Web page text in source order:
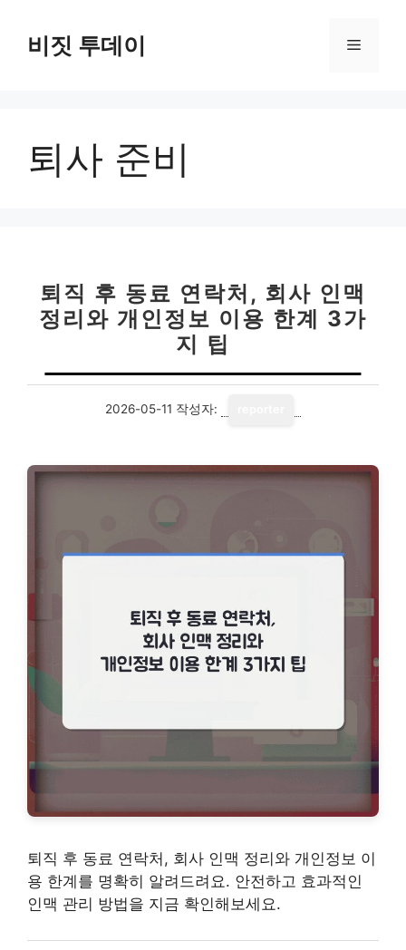
비짓 투데이 메
퇴사 준비
퇴직 후 동료 연락처, 회사 인맥
정리와 개인정보 이용 한계 3가
지 팁
2026-05-11 작성자:
퇴직 후 동료 연락처, 회사 인맥 정리와 개인정보 이
용 한계를 명확히 알려드려요. 안전하고 효과적인
인맥 관리 방법을 지금 확인해보세요.